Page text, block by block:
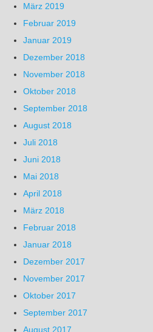
März 2019
Februar 2019
Januar 2019
Dezember 2018
November 2018
Oktober 2018
September 2018
August 2018
Juli 2018
Juni 2018
Mai 2018
April 2018
März 2018
Februar 2018
Januar 2018
Dezember 2017
November 2017
Oktober 2017
September 2017
August 2017